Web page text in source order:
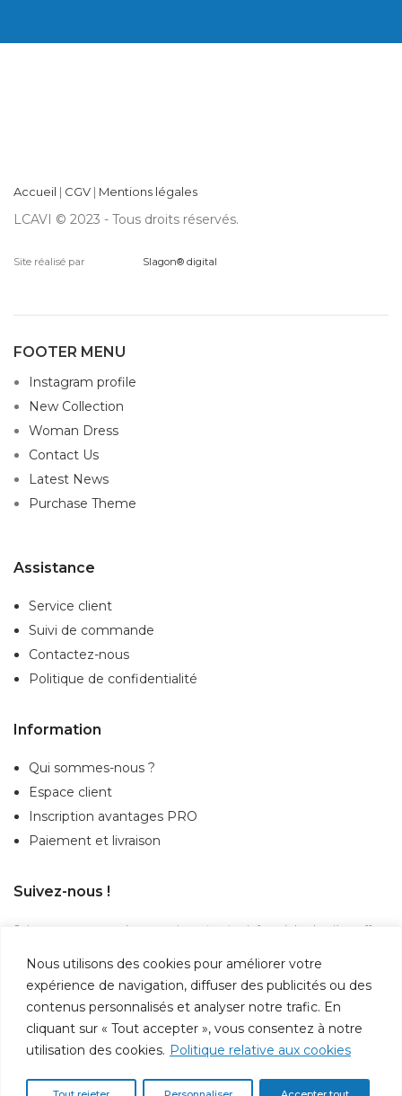
Nous utilisons des cookies pour améliorer votre
expérience de navigation, diffuser des publicités ou des
contenus personnalisés et analyser notre trafic. En
cliquant sur « Tout accepter », vous consentez à notre
utilisation des cookies. Politique relative aux cookies
Accueil | CGV | Mentions légales
LCAVI © 2023 - Tous droits réservés.
Site réalisé par Slagon® digital
FOOTER MENU
Instagram profile
New Collection
Woman Dress
Contact Us
Latest News
Purchase Theme
Assistance
Service client
Suivi de commande
Contactez-nous
Politique de confidentialité
Information
Qui sommes-nous ?
Espace client
Inscription avantages PRO
Paiement et livraison
Suivez-nous !
Suivez-nous sur nos réseaux sociaux et restez informé des dernières offres,